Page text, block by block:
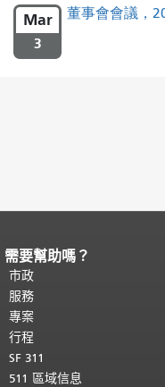
Mar
3
董事會會議，
頁面內容結束。
都會重複顯示。
需要幫助嗎？
市政
服務
專案
行程
SF 311
511 區域信息